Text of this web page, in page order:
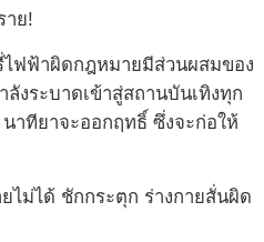
าย!
ไฟฟ้าผิดกฎหมายมีส่วนผสมของ
ลังระบาดเข้าสู่สถานบันเทิงทุก
นาทียาจะออกฤทธิ์ ซึ่งจะก่อให้
ไม่ได้ ชักกระตุก ร่างกายสั่นผิด